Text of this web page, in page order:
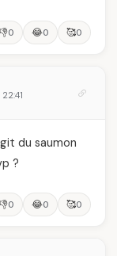
👎0 😂0 🥰0
du saumon
?
👎0 😂0 🥰0